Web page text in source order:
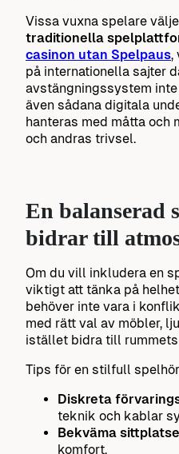
Vissa vuxna spelare
traditionella
casinon utan Spelpaus,
på internationella sajter
avstängningssystem
även sådana digitala
hanteras med måtta och
och andras trivsel.
En balanserad
bidrar till
Om du vill inkludera en
viktigt att tänka på
behöver inte vara i
med rätt val av möbler,
istället bidra till
Tips för en stilfull
Diskreta
teknik och kablar
Bekväma
komfort.